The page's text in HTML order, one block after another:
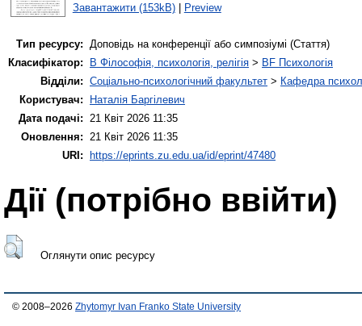
Завантажити (153kB)| Preview
Тип ресурсу: Доповідь на конференції або симпозіумі (Стаття)
Класифікатор:
B Філософія, психологія, релігія > BF Психологія
Відділи: Соціально-психологічний факультет > Кафедра
Користувач:
Наталія Баргілевич
Дата подачі: 21 Квіт 2026 11:35
Оновлення: 21 Квіт 2026 11:35
URI:
https://eprints.zu.edu.ua/id/eprint/47480
Дії ​​(потрібно ввійти)
Оглянути опис ресурсу
© 2008–2026 Zhytomyr Ivan Franko State University